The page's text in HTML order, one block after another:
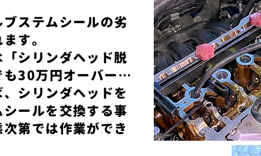
ステムシールの劣
す。
シリンダヘッド脱
も30万円オーバー…
シリンダヘッドを
ールを交換する事
第では作業ができ